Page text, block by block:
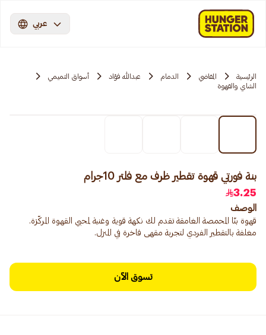
عربي
الرئيسية المقاضي الدمام عبدالله فؤاد
أسواق التميمي
الشاي والقهوة
بنة فورتي قهوة تقطير ظرف مع فلتر 10جرام
3.25
الوصف
قهوة بنّا المحمصة الغامقة تقدم لك نكهة قوية وغنية لمحبي القهوة المركّزة.
مغلفة بالتقطير الفردي لتجربة مقهى فاخرة في المنزل.
تسوق الآن